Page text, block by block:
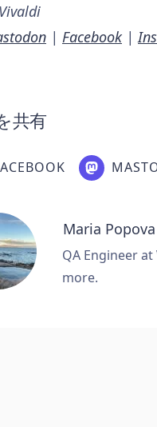
| Facebook |
共有
Maria Popova
QA Engineer
more.